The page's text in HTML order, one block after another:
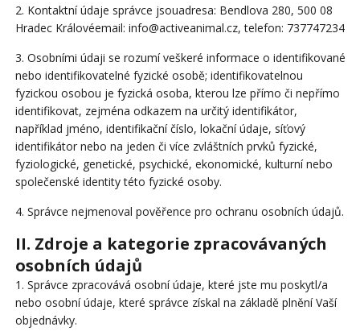
2. Kontaktní údaje správce jsouadresa: Bendlova 280, 500 08
Hradec Královéemail: info@activeanimal.cz, telefon: 737747234
3. Osobními údaji se rozumí veškeré informace o identifikované
nebo identifikovatelné fyzické osobě; identifikovatelnou
fyzickou osobou je fyzická osoba, kterou lze přímo či nepřímo
identifikovat, zejména odkazem na určitý identifikátor,
například jméno, identifikační číslo, lokační údaje, síťový
identifikátor nebo na jeden či více zvláštních prvků fyzické,
fyziologické, genetické, psychické, ekonomické, kulturní nebo
společenské identity této fyzické osoby.
4. Správce nejmenoval pověřence pro ochranu osobních údajů.
II. Zdroje a kategorie zpracovávaných
osobních údajů
1. Správce zpracovává osobní údaje, které jste mu poskytl/a
nebo osobní údaje, které správce získal na základě plnění Vaší
objednávky.